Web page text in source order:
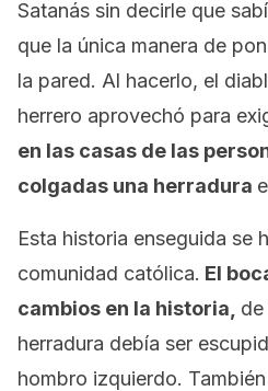
Satanás sin decirle que
que la única manera de
la pared. Al hacerlo, el
herrero aprovechó para
en las casas de las
colgadas una herradura
Esta historia enseguida se
comunidad católica. El
cambios en la historia,
herradura debía ser
hombro izquierdo.